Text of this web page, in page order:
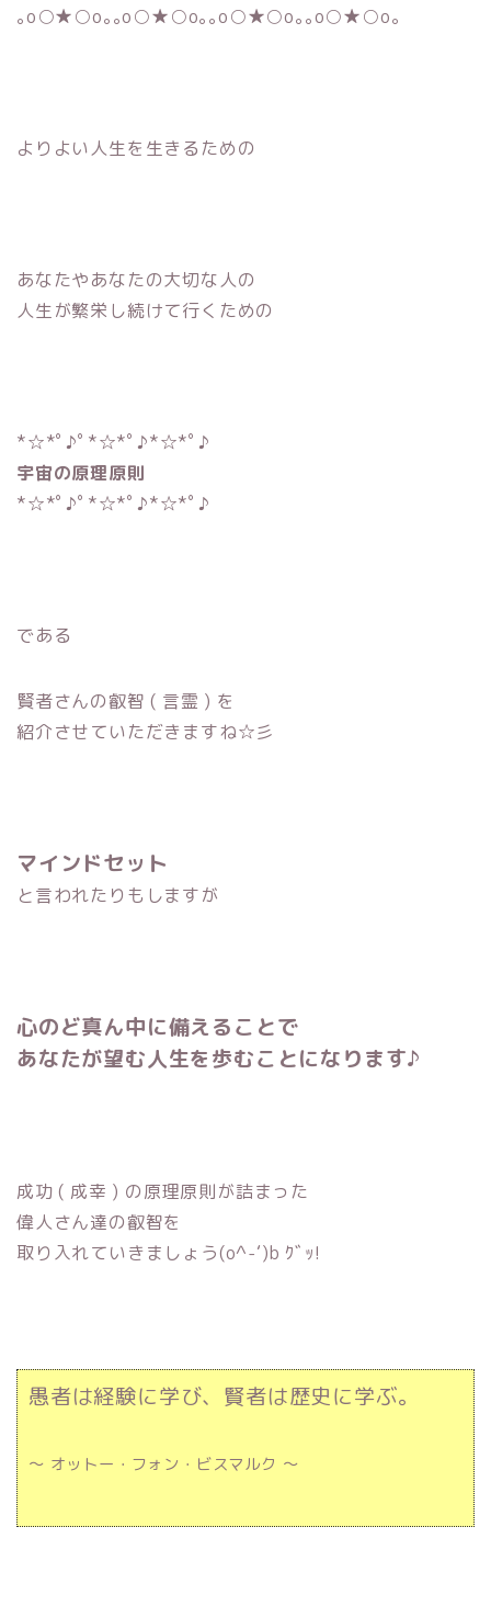
｡o○★○o｡｡o○★○o｡｡o○★○o｡｡o○★○o｡
よりよい人生を生きるための
あなたやあなたの大切な人の
人生が繁栄し続けて行くための
*☆*ﾟ♪ﾟ*☆*ﾟ♪*☆*ﾟ♪
宇宙の原理原則
*☆*ﾟ♪ﾟ*☆*ﾟ♪*☆*ﾟ♪
である
賢者さんの叡智 ( 言霊 ) を
紹介させていただきますね☆彡
マインドセット
と言われたりもしますが
心のど真ん中に備えることで
あなたが望む人生を歩むことになります♪
成功 ( 成幸 ) の原理原則が詰まった
偉人さん達の叡智を
取り入れていきましょう(o^-‘)b ｸﾞｯ!
愚者は経験に学び、賢者は歴史に学ぶ。
～ オットー・フォン・ビスマルク ～